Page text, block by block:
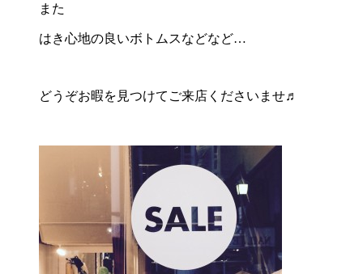
また
はき心地の良いボトムスなどなど…
どうぞお暇を見つけてご来店くださいませ♬